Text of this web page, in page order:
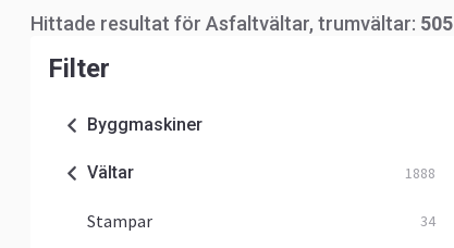
Hittade resultat för Asfaltvältar, trumvältar: 505
Filter
Byggmaskiner
Vältar 1888
Stampar 34